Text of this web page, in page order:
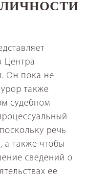
Центра
Он пока не
также
судебном
речь
а также чтобы
сведений о
ее